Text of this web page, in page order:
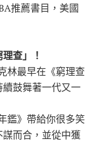
推薦書目，美國
查」！
最早在《窮理查
鼓舞著一代又一
》帶給你很多笑
而合，並從中獲